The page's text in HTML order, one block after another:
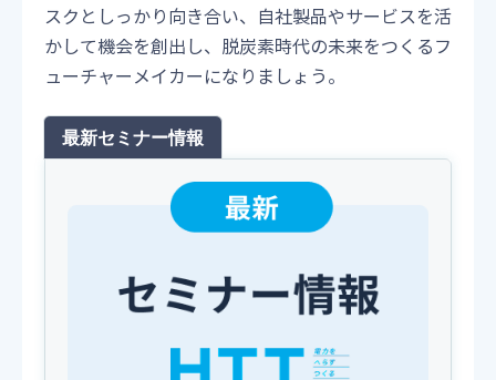
スクとしっかり向き合い、自社製品やサービスを活
かして機会を創出し、脱炭素時代の未来をつくるフ
ューチャーメイカーになりましょう。
最新セミナー情報